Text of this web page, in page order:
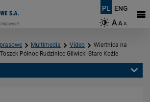
PL ENG
AAA
Multimedia Video
Wiertnica na
Północ-Rudziniec Gliwicki-Stare Koźle